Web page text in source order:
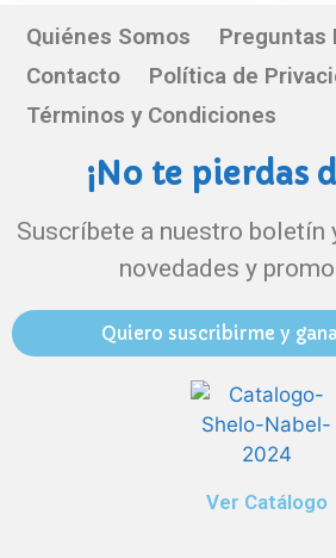
Quiénes Somos
Preguntas
Contacto
Política de
Términos y Condiciones
¡No te pierdas
Suscríbete a nuestro boletín
novedades y
Quiero suscribirme y
Ver Catálogo